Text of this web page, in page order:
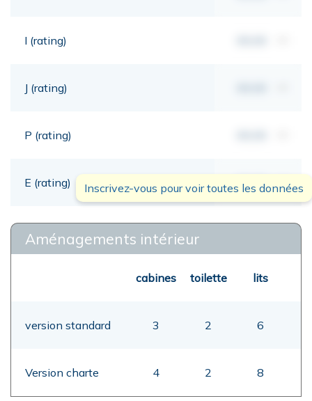
I (rating)
J (rating)
P (rating)
E (rating) 00,00
Inscrivez-vous pour voir toutes les données
Aménagements intérieur
cabines toilette lits
version standard 3 2 6
Version charte 4 2 8